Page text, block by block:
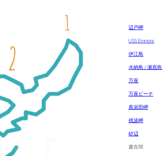
辺戸岬
USS Emmons
伊江島
水納島 / 瀬底島
万座
万座ビーチ
真栄田岬
残波岬
砂辺
慶良間